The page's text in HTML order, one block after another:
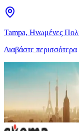
Tampa, Ηνωμένες
Διαβάστε περισσότερα